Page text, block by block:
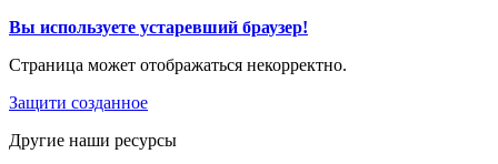
Вы используете устаревший браузер!
Страница может отображаться некорректно.
Защити созданное
Другие наши ресурсы